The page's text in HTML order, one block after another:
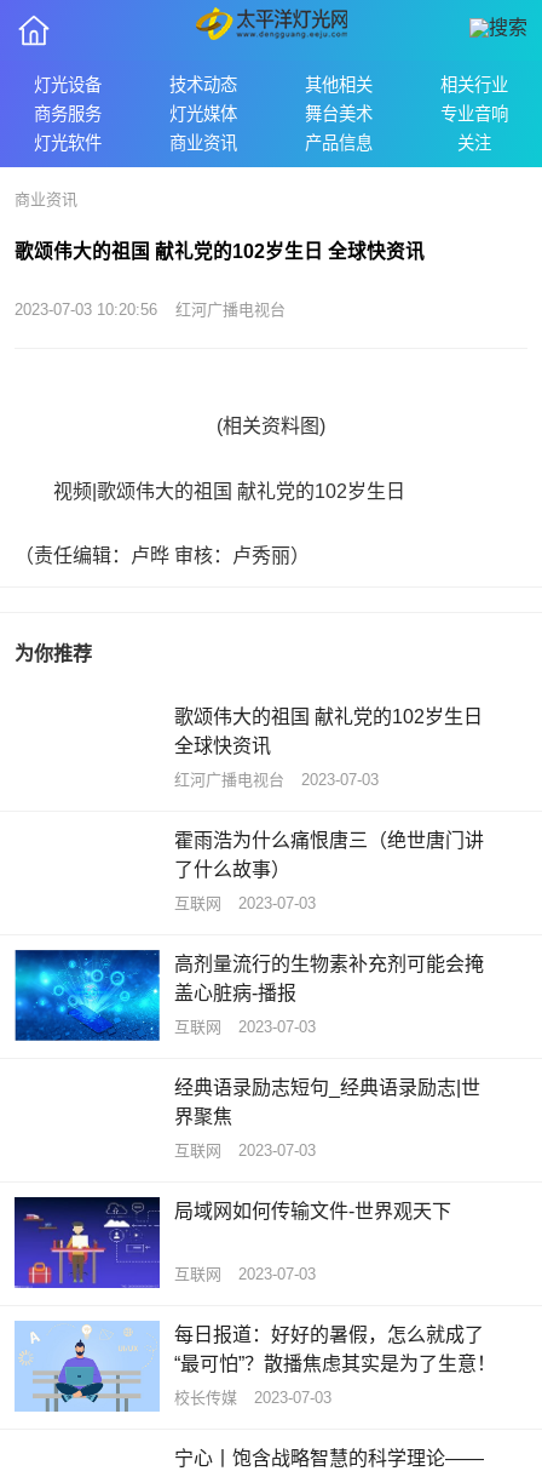
灯光设备 技术动态 其他相关
相关行业
商务服务
灯光媒体 舞台美术
专业音响
灯光软件
商业资讯 产品信息 关注
商业资讯
歌颂伟大的祖国 献礼党的102岁生日 全球快资讯
2023-07-03 10:20:56 红河广播电视台
(相关资料图)
视频|歌颂伟大的祖国 献礼党的102岁生日
（责任编辑：卢晔 审核：卢秀丽）
为你推荐
歌颂伟大的祖国 献礼党的102岁生日
全球快资讯
红河广播电视台 2023-07-03
霍雨浩为什么痛恨唐三（绝世唐门讲
了什么故事）
互联网 2023-07-03
高剂量流行的生物素补充剂可能会掩
盖心脏病-播报
互联网 2023-07-03
经典语录励志短句_经典语录励志|世
界聚焦
互联网 2023-07-03
局域网如何传输文件-世界观天下
互联网 2023-07-03
每日报道：好好的暑假，怎么就成了
“最可怕”？散播焦虑其实是为了生意！
校长传媒 2023-07-03
宁心丨饱含战略智慧的科学理论——